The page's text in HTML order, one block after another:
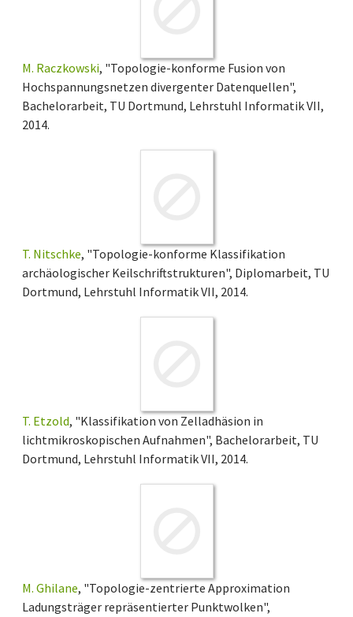
M. Raczkowski, "Topologie-konforme Fusion von
Hochspannungsnetzen divergenter Datenquellen",
Bachelorarbeit, TU Dortmund, Lehrstuhl Informatik VII,
2014.
T. Nitschke, "Topologie-konforme Klassifikation
archäologischer Keilschriftstrukturen", Diplomarbeit, TU
Dortmund, Lehrstuhl Informatik VII, 2014.
T. Etzold, "Klassifikation von Zelladhäsion in
lichtmikroskopischen Aufnahmen", Bachelorarbeit, TU
Dortmund, Lehrstuhl Informatik VII, 2014.
M. Ghilane, "Topologie-zentrierte Approximation
Ladungsträger repräsentierter Punktwolken",